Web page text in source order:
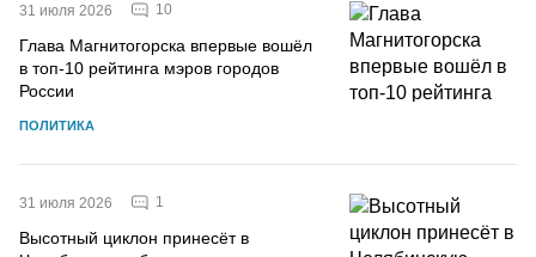
31 июля 2026 10
Глава Магнитогорска впервые вошёл
в топ-10 рейтинга мэров городов
России
ПОЛИТИКА
31 июля 2026 1
Высотный циклон принесёт в